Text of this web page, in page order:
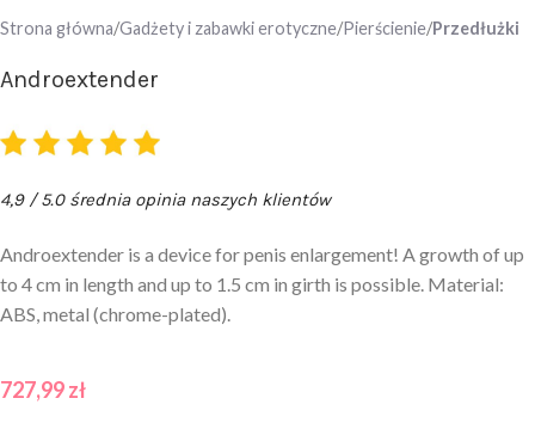
Strona główna Gadżety i zabawki erotyczne Pierścienie Przedłużki
Androextender
4,9 / 5.0 średnia opinia naszych klientów
Androextender is a device for penis enlargement! A growth of up
to 4 cm in length and up to 1.5 cm in girth is possible. Material:
ABS, metal (chrome-plated).
727,99zł